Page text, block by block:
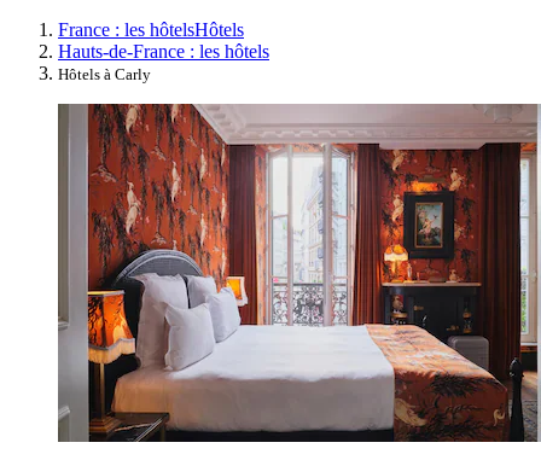
France : les hôtelsHôtels
Hauts-de-France : les hôtels
Hôtels à Carly